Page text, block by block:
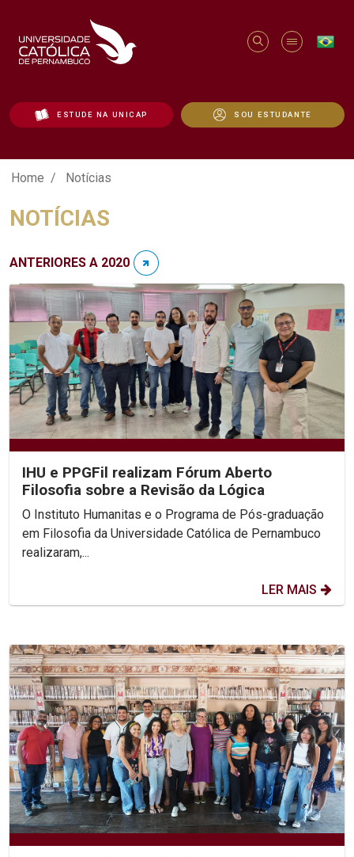
ESTUDE NA UNICAP SOU ESTUDANTE
Notícias - Unicap
Home Notícias
NOTÍCIAS
ANTERIORES A 2020
IHU e PPGFil realizam Fórum Aberto
Filosofia sobre a Revisão da Lógica
O Instituto Humanitas e o Programa de Pós-graduação
em Filosofia da Universidade Católica de Pernambuco
realizaram,...
LER MAIS